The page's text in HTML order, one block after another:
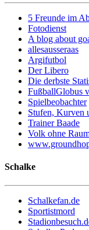
5 Freunde im
Fotodienst
A blog about
allesausseraas
Argifutbol
Der Libero
Die derbste
FußballGlobus
Spielbeobachter
Stufen, Kurven
Trainer Baade
Volk ohne
Schalke
Schalkefan.de
Sportistmord